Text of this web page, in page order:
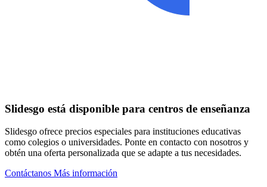
Slidesgo está disponible para centros de enseñanza
Slidesgo ofrece precios especiales para instituciones educativas
como colegios o universidades. Ponte en contacto con nosotros y
obtén una oferta personalizada que se adapte a tus necesidades.
Contáctanos Más información